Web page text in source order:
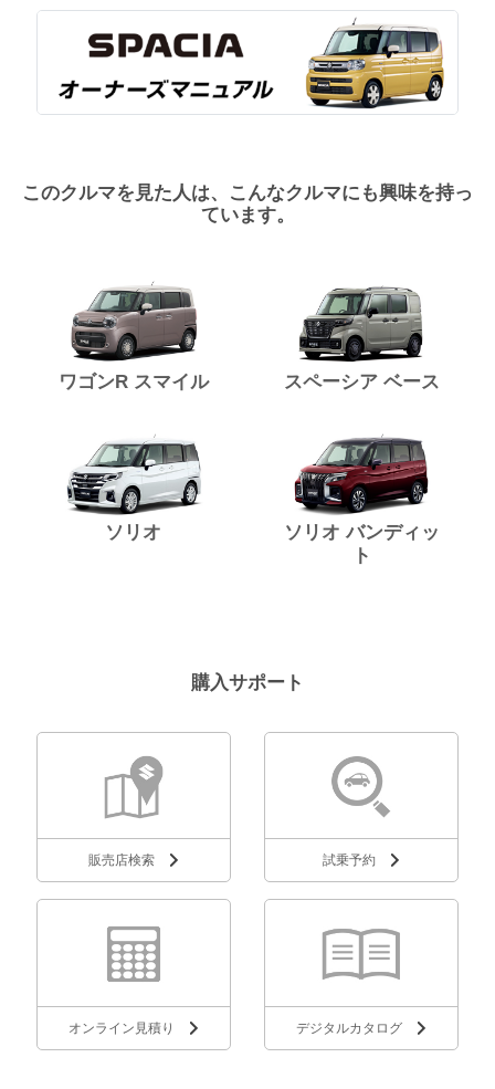
このクルマを見た人は、こんなクルマにも興味を持っ
ています。
ワゴンR スマイル スペーシア ベース
ソリオ
ソリオ バンディッ
ト
購入サポート
販売店検索 試乗予約
オンライン見積り デジタルカタログ